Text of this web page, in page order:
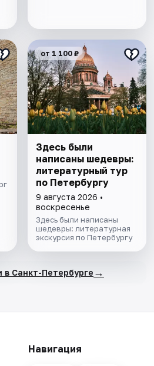
от 1 100 ₽
Здесь были
написаны шедевры:
литературный тур
по Петербургу
9 августа 2026 •
воскресенье
Здесь были написаны
шедевры: литературная
экскурсия по Петербургу
в Санкт-Петербурге →
Навигация